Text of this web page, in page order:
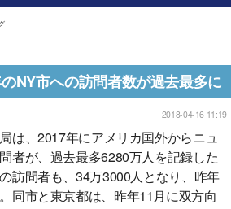
NY市への訪問者数が過去最多に
2018-04-16 11:19
は、2017年にアメリカ国外からニュ
者が、過去最多6280万人を記録した
訪問者も、34万3000人となり、昨年
同市と東京都は、昨年11月に双方向